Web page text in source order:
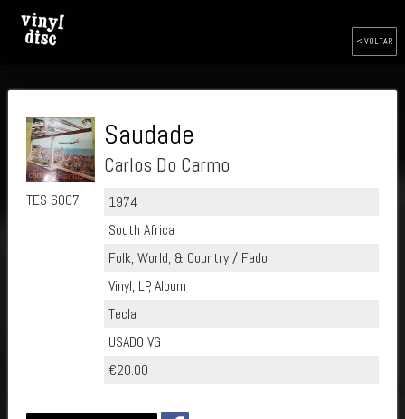
< VOLTAR
TES 6007
Saudade
Carlos Do Carmo
1974
South Africa
Folk, World, & Country / Fado
Vinyl, LP, Album
Tecla
USADO VG
€20.00